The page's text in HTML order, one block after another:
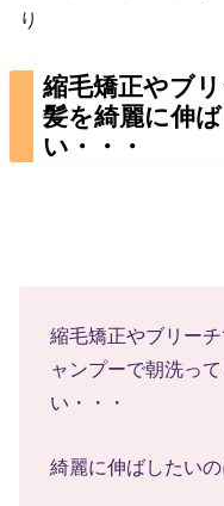
り
縮毛矯正やブ
髪を綺麗に伸
い・・・
縮毛矯正やブリー
ャンプーで朝洗っ
い・・・
綺麗に伸ばしたい